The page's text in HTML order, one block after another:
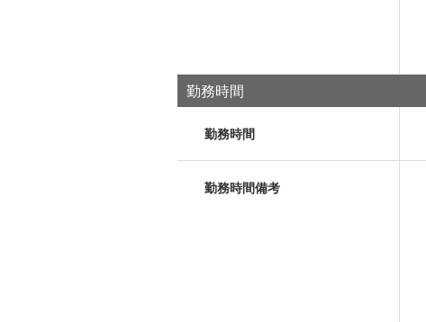
勤務時間
勤務時間
勤務時間備考